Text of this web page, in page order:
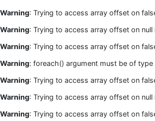
Warning: Trying to access array offset on
Warning: Trying to access array offset on null
Warning: Trying to access array offset on
Warning: foreach() argument must be of
Warning: Trying to access array offset on
Warning: Trying to access array offset on null
Warning: Trying to access array offset on